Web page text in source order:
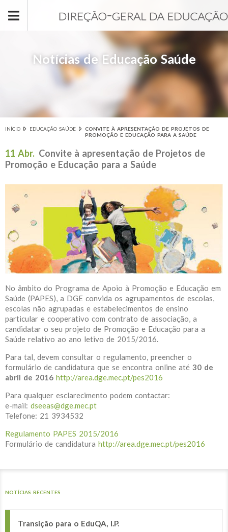
Notícias de Educação Saúde
Está aqui
INÍCIO EDUCAÇÃO SAÚDE
CONVITE À APRESENTAÇÃO DE PROJETOS DE
PROMOÇÃO E EDUCAÇÃO PARA A SAÚDE
11 Abr. Convite à apresentação de Projetos de
Promoção e Educação para a Saúde
No âmbito do Programa de Apoio à Promoção e Educação em
Saúde (PAPES), a DGE convida os agrupamentos de escolas,
escolas não agrupadas e estabelecimentos de ensino
particular e cooperativo com contrato de associação, a
candidatar o seu projeto de Promoção e Educação para a
Saúde relativo ao ano letivo de 2015/2016.
Para tal, devem consultar o regulamento, preencher o
formulário de candidatura que se encontra online até 30 de
abril de 2016 http://area.dge.mec.pt/pes2016
Para qualquer esclarecimento podem contactar:
e-mail: dseeas@dge.mec.pt
Telefone: 21 3934532
Regulamento PAPES 2015/2016
Formulário de candidatura http://area.dge.mec.pt/pes2016
NOTÍCIAS RECENTES
Transição para o EduQA, I.P.